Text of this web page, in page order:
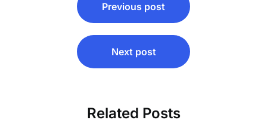
navigation
Previous post
Next post
Related Posts